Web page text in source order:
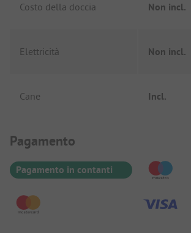
Costo della doccia Non incl.
Elettricità Non incl.
Cane Incl.
Informazioni sul pagamento
Pagamento
Pagamento in contanti